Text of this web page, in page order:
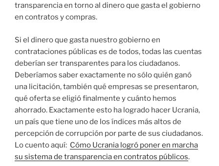
transparencia en torno al dinero que gasta el gobierno
en contratos y compras.
Si el dinero que gasta nuestro gobierno en
contrataciones públicas es de todos, todas las cuentas
deberían ser transparentes para los ciudadanos.
Deberíamos saber exactamente no sólo quién ganó
una licitación, también qué empresas se presentaron,
qué oferta se eligió finalmente y cuánto hemos
ahorrado. Exactamente esto ha logrado hacer Ucrania,
un país que tiene uno de los índices más altos de
percepción de corrupción por parte de sus ciudadanos.
Lo cuento aquí: Cómo Ucrania logró poner en marcha
su sistema de transparencia en contratos públicos.